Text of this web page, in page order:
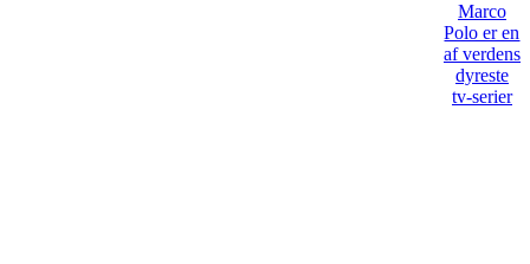
Marco
Polo er en
af verdens
dyreste
tv-serier